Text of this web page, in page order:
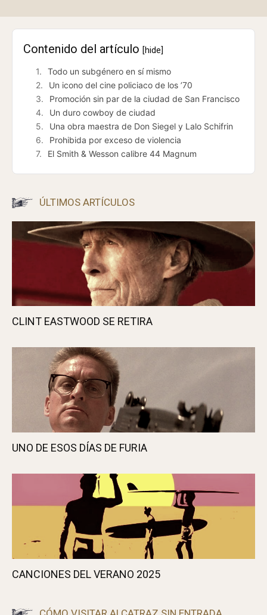
Contenido del artículo [hide]
Todo un subgénero en sí mismo
Un icono del cine policiaco de los ’70
Promoción sin par de la ciudad de San Francisco
Un duro cowboy de ciudad
Una obra maestra de Don Siegel y Lalo Schifrin
Prohibida por exceso de violencia
El Smith & Wesson calibre 44 Magnum
ÚLTIMOS ARTÍCULOS
CLINT EASTWOOD SE RETIRA
UNO DE ESOS DÍAS DE FURIA
CANCIONES DEL VERANO 2025